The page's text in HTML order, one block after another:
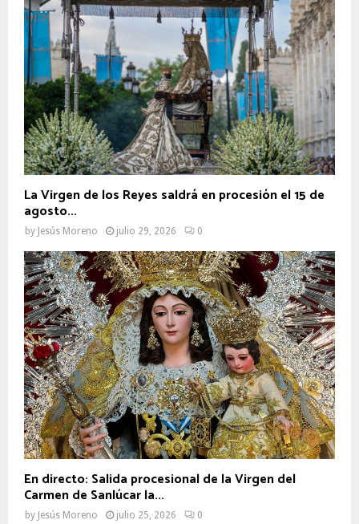
La Virgen de los Reyes saldrá en procesión el 15 de
agosto...
by Jesús Moreno julio 29, 2026 0
En directo: Salida procesional de la Virgen del
Carmen de Sanlúcar la...
by Jesús Moreno julio 25, 2026 0